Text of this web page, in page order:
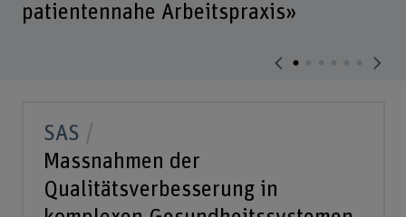
patientennahe Arbeitspraxis»
SAS
Massnahmen der
Qualitätsverbesserung in